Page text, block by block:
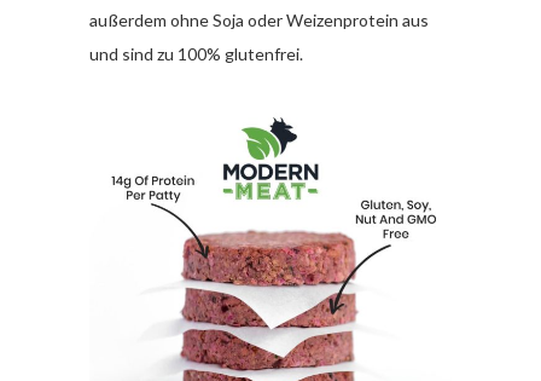
außerdem ohne Soja oder Weizenprotein aus
und sind zu 100% glutenfrei.